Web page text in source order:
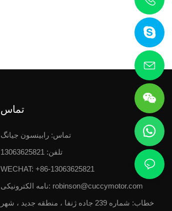
تماس
تماس: رابینسون جیانگ
تلفن: 13063625821
WECHAT: +86-13063625821
نامه الکترونیکی: robinson@cuccymotor.com
خطاب:
شماره 239 جاده ژنفا ، منطقه جدید ، شهر